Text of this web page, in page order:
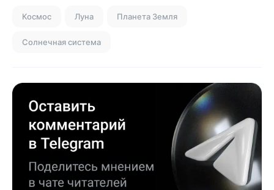
Космос Луна Планета Земля
Солнечная система